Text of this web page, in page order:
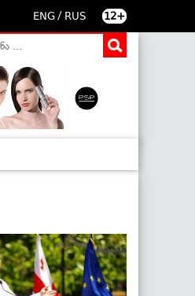
ENG / RUS 12+